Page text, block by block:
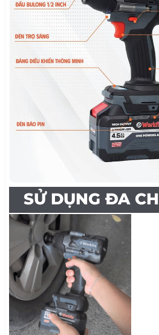
Máy siết bulong Workfix
mỗi pin thiết kế mạch 4
cao tránh ngừng ngắt
vạch trên từng cell và đèn
PIN LITHIUM - ION